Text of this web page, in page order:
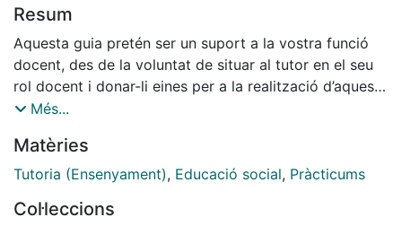
Resum
Aquesta guia pretén ser un suport a la vostra funció
docent, des de la voluntat de situar al tutor en el seu
rol docent i donar-li eines per a la realització d’aquesta
tasca.
tutora tingui clars els elements curriculars que
caracteritzarà la formació del futur professional de
competències) i per tant la seva funció docent. La
Més...
Matèries
Tutoria (Ensenyament), Educació social, Pràcticums
Col·leccions